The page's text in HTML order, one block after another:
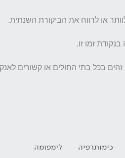
כימותרפיה לימפומה